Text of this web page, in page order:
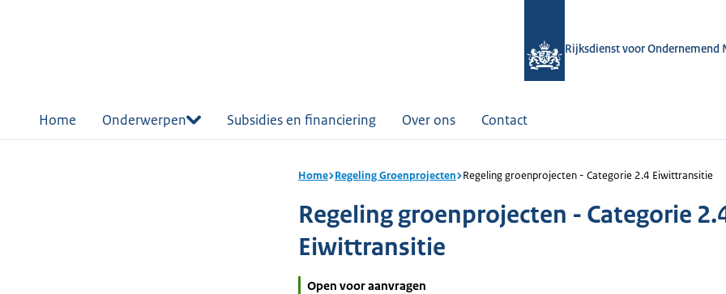
Rijksdienst voor Ondernemend
Home Onderwerpen Subsidies en financiering Over ons Contact
Home Regeling Groenprojecten Regeling groenprojecten - Categorie 2.4 Eiwittransitie
Regeling groenprojecten - Categorie
Eiwittransitie
Open voor aanvragen